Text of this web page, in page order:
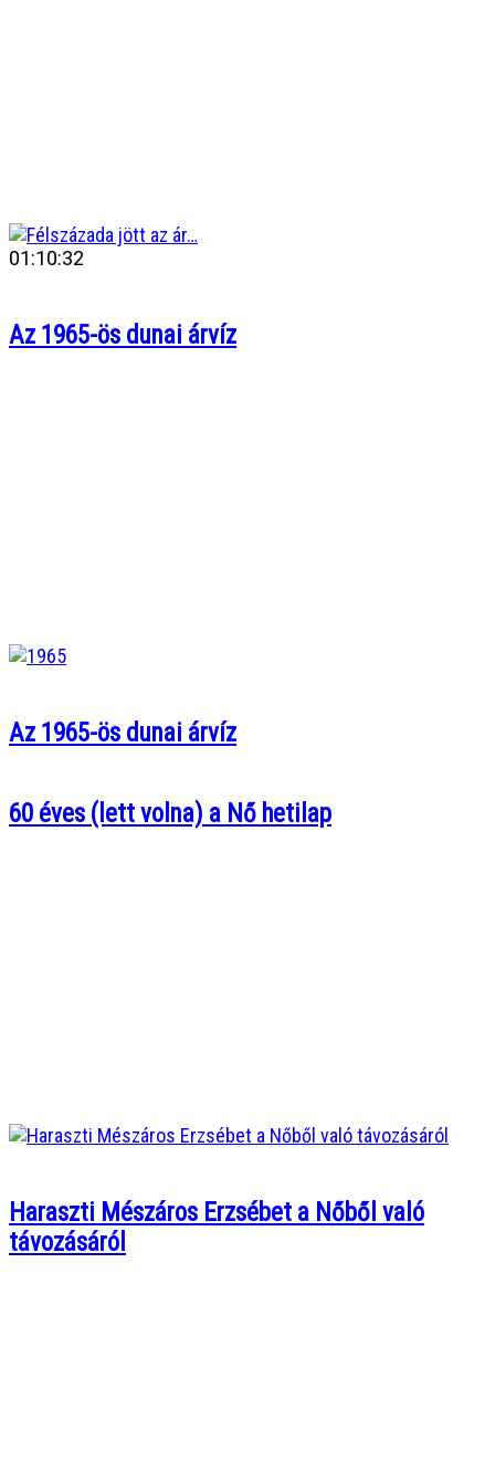
01:10:32
Az 1965-ös dunai árvíz
Az 1965-ös dunai árvíz
60 éves (lett volna) a Nő hetilap
Haraszti Mészáros Erzsébet a Nőből való
távozásáról